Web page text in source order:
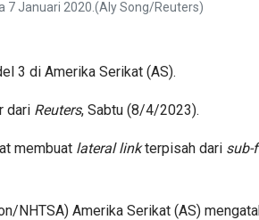
7 Januari 2020.(Aly Song/Reuters)
3 di Amerika Serikat (AS).
dari Reuters, Sabtu (8/4/2023).
membuat lateral linkterpisah dari sub-
NHTSA) Amerika Serikat (AS)